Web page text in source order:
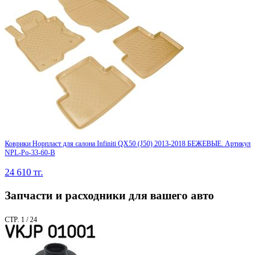
Коврики Норпласт для салона Infiniti QX50 (J50) 2013-2018 БЕЖЕВЫЕ. Артикул
NPL-Po-33-60-B
24 610 тг.
Запчасти и расходники для вашего авто
СТР. 1 / 24